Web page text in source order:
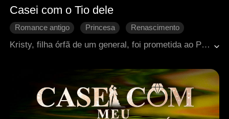
Casei com o Tio dele
Romance antigo Princesa
Renascimento
Retorno chocante
Arrependimento
Reconquista difícil
Kristy, filha órfã de um general, foi prometida ao Príncipe Herdeiro Ryan e suportou suas constantes humilhações. Após sua morte, despertou em um banquete real e escolheu Brock, o irmão mais novo do imperador, gravemente ferido. O casamento inesperado restaurou sua saúde, e o amor floresceu entre eles. Enquanto isso, Ryan, consumido pelo arrependimento, começou a persegui-la com obsessão.